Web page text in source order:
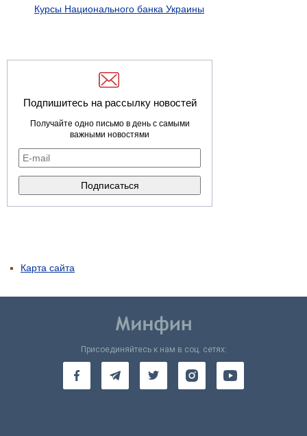
Курсы Национального банка Украины
Подпишитесь на рассылку новостей
Получайте одно письмо в день с самыми
важными новостями
Карта сайта
Присоединяйтесь к нам в соц. сетях: